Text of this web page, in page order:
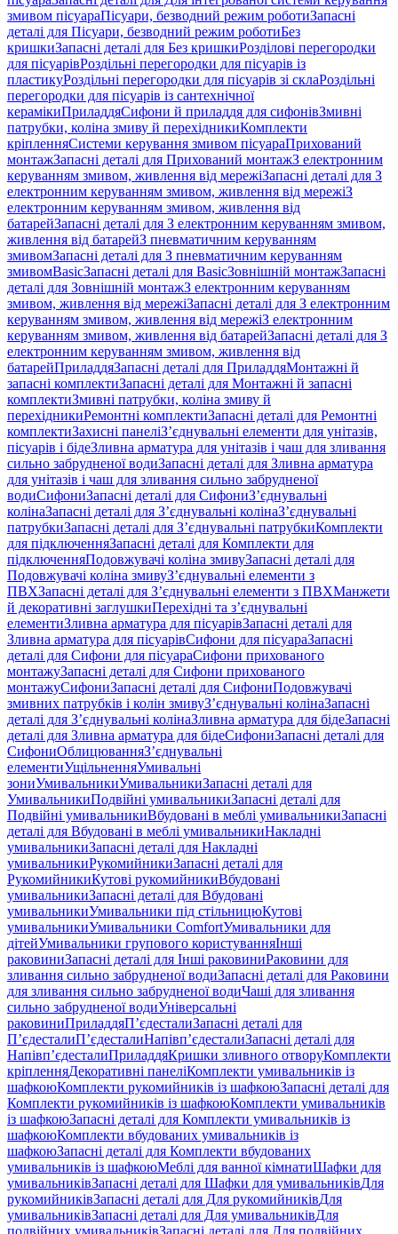
змивом пісуараПісуари, безводний режим роботиЗапасні
деталі для Пісуари, безводний режим роботиБез
кришкиЗапасні деталі для Без кришкиРозділові перегородки
для пісуарівРоздільні перегородки для пісуарів із
пластикуРоздільні перегородки для пісуарів зі склаРоздільні
перегородки для пісуарів із сантехнічної
керамікиПриладдяСифони й приладдя для сифонівЗмивні
патрубки, коліна змиву й перехідникиКомплекти
кріпленняСистеми керування змивом пісуараПрихований
монтажЗапасні деталі для Прихований монтажЗ електронним
керуванням змивом, живлення від мережіЗапасні деталі для З
електронним керуванням змивом, живлення від мережіЗ
електронним керуванням змивом, живлення від
батарейЗапасні деталі для З електронним керуванням змивом,
живлення від батарейЗ пневматичним керуванням
змивомЗапасні деталі для З пневматичним керуванням
змивомBasicЗапасні деталі для BasicЗовнішній монтажЗапасні
деталі для Зовнішній монтажЗ електронним керуванням
змивом, живлення від мережіЗапасні деталі для З електронним
керуванням змивом, живлення від мережіЗ електронним
керуванням змивом, живлення від батарейЗапасні деталі для З
електронним керуванням змивом, живлення від
батарейПриладдяЗапасні деталі для ПриладдяМонтажні й
запасні комплектиЗапасні деталі для Монтажні й запасні
комплектиЗмивні патрубки, коліна змиву й
перехідникиРемонтні комплектиЗапасні деталі для Ремонтні
комплектиЗахисні панеліЗ’єднувальні елементи для унітазів,
пісуарів і бідеЗливна арматура для унітазів і чаш для зливання
сильно забрудненої водиЗапасні деталі для Зливна арматура
для унітазів і чаш для зливання сильно забрудненої
водиСифониЗапасні деталі для СифониЗ’єднувальні
колінаЗапасні деталі для З’єднувальні колінаЗ’єднувальні
патрубкиЗапасні деталі для З’єднувальні патрубкиКомплекти
для підключенняЗапасні деталі для Комплекти для
підключенняПодовжувачі коліна змивуЗапасні деталі для
Подовжувачі коліна змивуЗ’єднувальні елементи з
ПВХЗапасні деталі для З’єднувальні елементи з ПВХМанжети
й декоративні заглушкиПерехідні та з’єднувальні
елементиЗливна арматура для пісуарівЗапасні деталі для
Зливна арматура для пісуарівСифони для пісуараЗапасні
деталі для Сифони для пісуараСифони прихованого
монтажуЗапасні деталі для Сифони прихованого
монтажуСифониЗапасні деталі для СифониПодовжувачі
змивних патрубків і колін змивуЗ’єднувальні колінаЗапасні
деталі для З’єднувальні колінаЗливна арматура для бідеЗапасні
деталі для Зливна арматура для бідеСифониЗапасні деталі для
СифониОблицюванняЗ’єднувальні
елементиУщільненняУмивальні
зониУмивальникиУмивальникиЗапасні деталі для
УмивальникиПодвійні умивальникиЗапасні деталі для
Подвійні умивальникиВбудовані в меблі умивальникиЗапасні
деталі для Вбудовані в меблі умивальникиНакладні
умивальникиЗапасні деталі для Накладні
умивальникиРукомийникиЗапасні деталі для
РукомийникиКутові рукомийникиВбудовані
умивальникиЗапасні деталі для Вбудовані
умивальникиУмивальники під стільницюКутові
умивальникиУмивальники ComfortУмивальники для
дітейУмивальники групового користуванняІнші
раковиниЗапасні деталі для Інші раковиниРаковини для
зливання сильно забрудненої водиЗапасні деталі для Раковини
для зливання сильно забрудненої водиЧаші для зливання
сильно забрудненої водиУніверсальні
раковиниПриладдяП’єдесталиЗапасні деталі для
П’єдесталиП’єдесталиНапівп’єдесталиЗапасні деталі для
Напівп’єдесталиПриладдяКришки зливного отворуКомплекти
кріпленняДекоративні панеліКомплекти умивальників із
шафкоюКомплекти рукомийників із шафкоюЗапасні деталі для
Комплекти рукомийників із шафкоюКомплекти умивальників
із шафкоюЗапасні деталі для Комплекти умивальників із
шафкоюКомплекти вбудованих умивальників із
шафкоюЗапасні деталі для Комплекти вбудованих
умивальників із шафкоюМеблі для ванної кімнатиШафки для
умивальниківЗапасні деталі для Шафки для умивальниківДля
рукомийниківЗапасні деталі для Для рукомийниківДля
умивальниківЗапасні деталі для Для умивальниківДля
подвійних умивальниківЗапасні деталі для Для подвійних